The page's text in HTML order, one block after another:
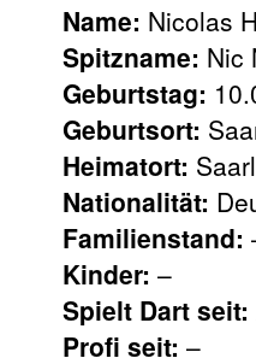
Name: Nicolas
Spitzname: Nic
Geburtstag:
Geburtsort:
Heimatort:
Nationalität:
Familienstand:
Kinder: –
Spielt Dart seit:
Profi seit: –